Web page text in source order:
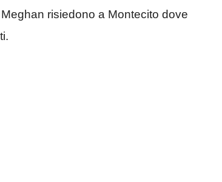
risiedono a Montecito dove